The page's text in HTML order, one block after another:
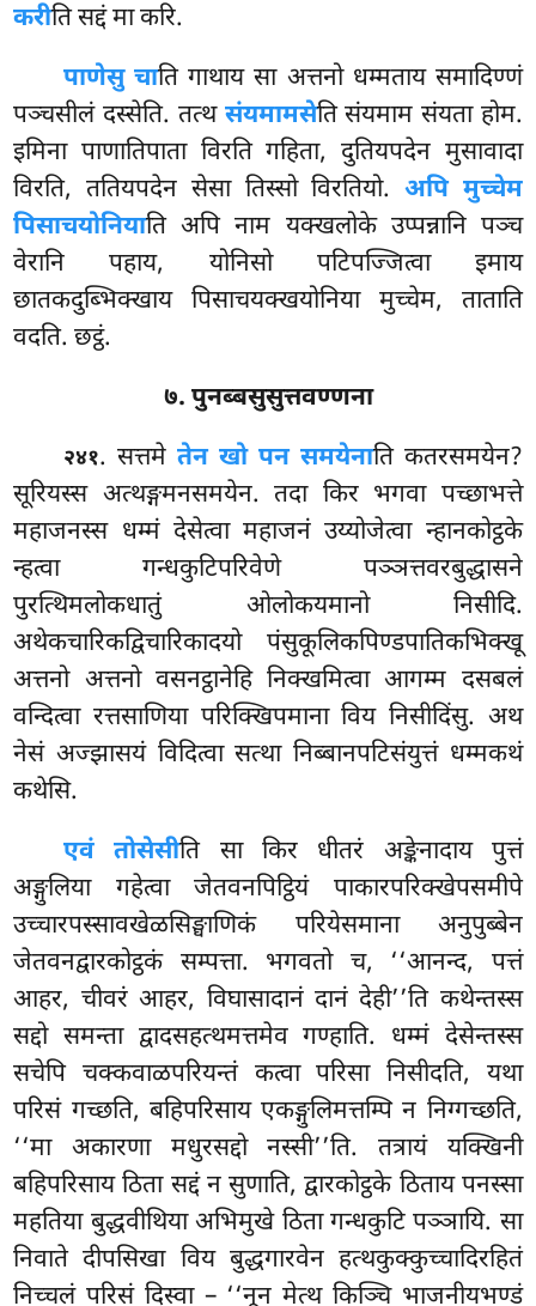
करीति सद्दं मा करि.
पाणेसु चाति गाथाय सा अत्तनो धम्मताय समादिण्णं
पञ्चसीलं दस्सेति. तत्थ संयमामसेति संयमाम संयता होम.
इमिना पाणातिपाता विरति गहिता, दुतियपदेन मुसावादा
विरति, ततियपदेन सेसा तिस्सो विरतियो.अपि मुच्चेम
पिसाचयोनियाति अपि नाम यक्खलोके उप्पन्नानि पञ्च
वेरानि पहाय, योनिसो पटिपज्जित्वा इमाय
छातकदुब्भिक्खाय पिसाचयक्खयोनिया मुच्चेम, ताताति
वदति. छट्ठं.
७. पुनब्बसुसुत्तवण्णना
२४१. सत्तमे तेन खो पन समयेनाति कतरसमयेन?
सूरियस्स अत्थङ्गमनसमयेन. तदा किर भगवा पच्छाभत्ते
महाजनस्स धम्मं देसेत्वा महाजनं उय्योजेत्वा न्हानकोट्ठके
न्हत्वा गन्धकुटिपरिवेणे पञ्ञत्तवरबुद्धासने
पुरत्थिमलोकधातुं ओलोकयमानो निसीदि.
अथेकचारिकद्विचारिकादयो पंसुकूलिकपिण्डपातिकभिक्खू
अत्तनो अत्तनो वसनट्ठानेहि निक्खमित्वा आगम्म दसबलं
वन्दित्वा रत्तसाणिया परिक्खिपमाना विय निसीदिंसु. अथ
नेसं अज्झासयं विदित्वा सत्था निब्बानपटिसंयुत्तं धम्मकथं
कथेसि.
एवं तोसेसीति सा किर धीतरं अङ्केनादाय पुत्तं
अङ्गुलिया गहेत्वा जेतवनपिट्ठियं पाकारपरिक्खेपसमीपे
उच्चारपस्सावखेळसिङ्घाणिकं परियेसमाना अनुपुब्बेन
जेतवनद्वारकोट्ठकं सम्पत्ता. भगवतो च, ‘‘आनन्द, पत्तं
आहर, चीवरं आहर, विघासादानं दानं देही’’ति कथेन्तस्स
सद्दो समन्ता द्वादसहत्थमत्तमेव गण्हाति. धम्मं देसेन्तस्स
सचेपि चक्कवाळपरियन्तं कत्वा परिसा निसीदति, यथा
परिसं गच्छति, बहिपरिसाय एकङ्गुलिमत्तम्पि न निग्गच्छति,
‘‘मा अकारणा मधुरसद्दो नस्सी’’ति. तत्रायं यक्खिनी
बहिपरिसाय ठिता सद्दं न सुणाति, द्वारकोट्ठके ठिताय पनस्सा
महतिया बुद्धवीथिया अभिमुखे ठिता गन्धकुटि पञ्ञायि. सा
निवाते दीपसिखा विय बुद्धगारवेन हत्थकुक्कुच्चादिरहितं
निच्चलं परिसं दिस्वा – ‘‘नून मेत्थ किञ्चि भाजनीयभण्डं